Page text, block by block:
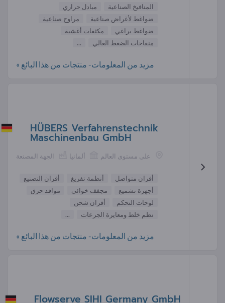
المنافيخ الصناعية
مبادل حراري
ضواغط لأغراض صناعية
مراوح صناعية
ضواغط براغي
مكثفات أغشية
منفاخات الضغط العالي
...
مزيد من المعلومات- منتجات من هذا البائع »
HÜBERS Verfahrenstechnik
Maschinenbau GmbH
الجهة المصنعة ألمانيا على مستوى العالم
أفران متواصل أنظمة تفريغ
أفران التصنيع
أجهزة تشميع
مجفف خوائي
مواقد حرق
لوحات التحكم
أفران شحن
نظم خلط ومعايرة الجرعات
...
مزيد من المعلومات- منتجات من هذا البائع »
Flowserve SIHI Germany GmbH